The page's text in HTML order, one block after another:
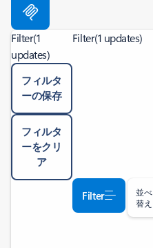
Filter(1
updates)
フィルタ
ーの保存
フィルタ
ーをクリ
ア
Filter(1 updates)
Filter
並べ
替え